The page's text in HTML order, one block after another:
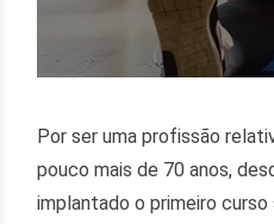
Por ser uma profissão
pouco mais de 70 anos,
implantado o primeiro curso